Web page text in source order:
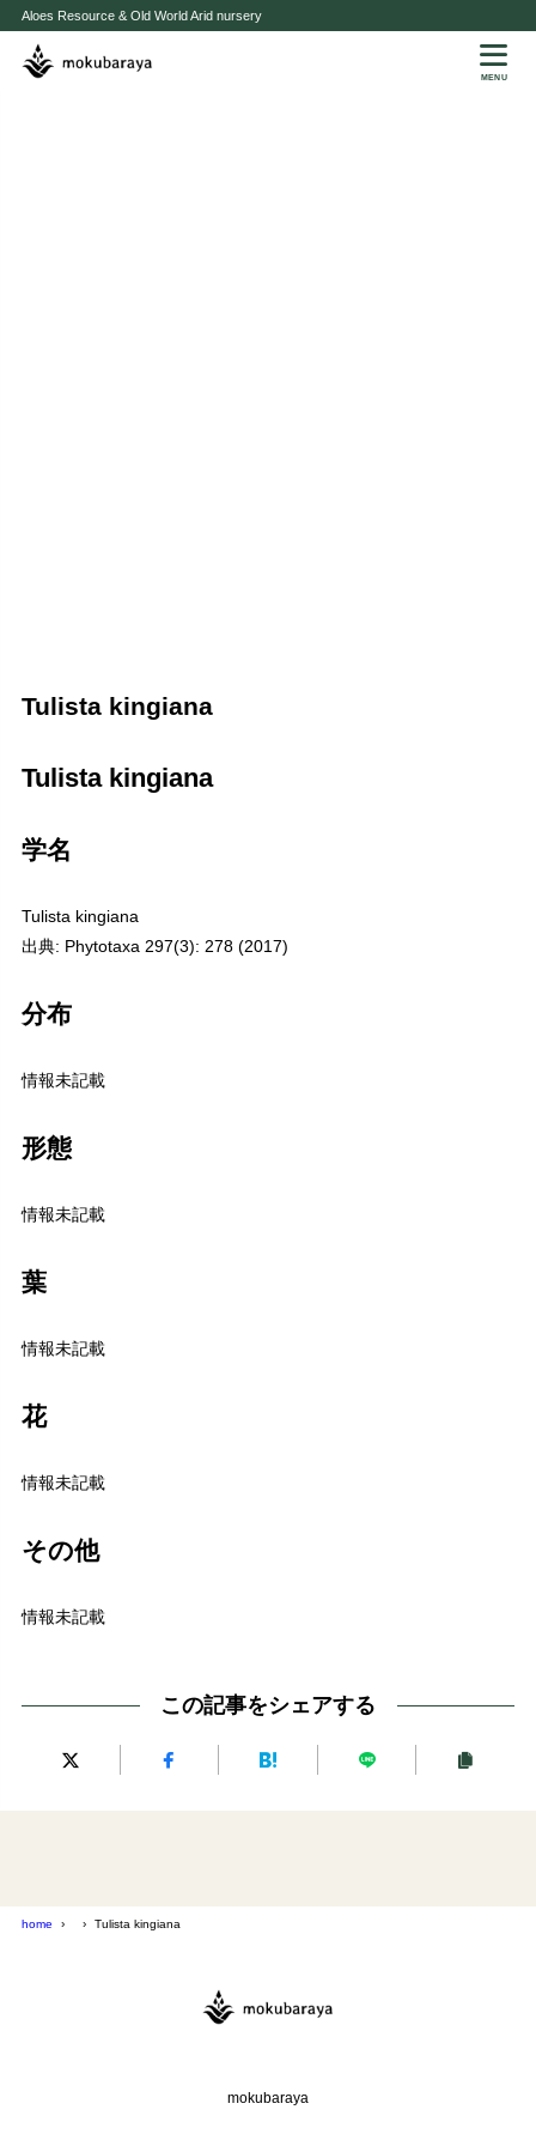
Aloes Resource & Old World Arid nursery
MENU
Tulista kingiana
Tulista kingiana
学名
Tulista kingiana
出典: Phytotaxa 297(3): 278 (2017)
分布
情報未記載
形態
情報未記載
葉
情報未記載
花
情報未記載
その他
情報未記載
この記事をシェアする
home Tulista kingiana
mokubaraya